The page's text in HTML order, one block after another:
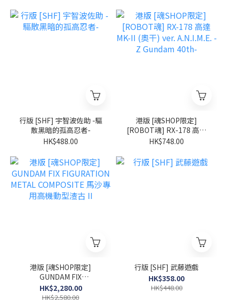
行版 [SHF] 宇智波佐助 -驅
散黑暗的孤高忍者-
HK$488.00
港版 [魂SHOP限定]
[ROBOT魂] RX-178 高達
MK-II (奧干) ver. A.N.I.M.E.
HK$748.00
港版 [魂SHOP限定]
GUNDAM FIX
FIGURATION METAL
COMPOSITE 馬沙專用高機
HK$2,280.00
HK$2,580.00
行版 [SHF] 武藤遊戲
HK$358.00
HK$448.00